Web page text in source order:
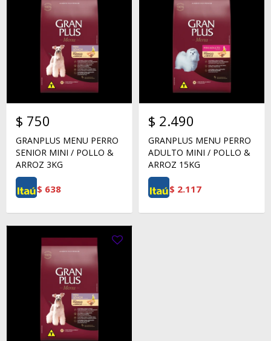
$ 750
GRANPLUS MENU PERRO
SENIOR MINI / POLLO &
ARROZ 3KG
$ 638
$ 2.490
GRANPLUS MENU PERRO
ADULTO MINI / POLLO &
ARROZ 15KG
$ 2.117